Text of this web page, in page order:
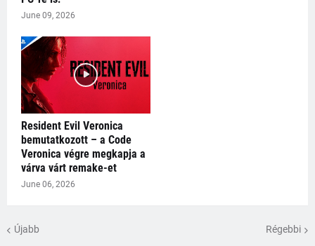
June 09, 2026
Resident Evil Veronica
bemutatkozott – a Code
Veronica végre megkapja a
várva várt remake-et
June 06, 2026
Újabb Régebbi